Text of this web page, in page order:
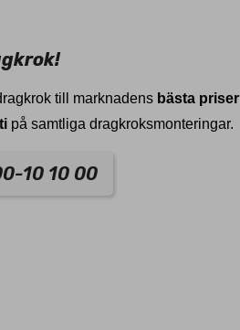
till marknadens bästa priser
på samtliga dragkroksmonteringar.
10 10 00